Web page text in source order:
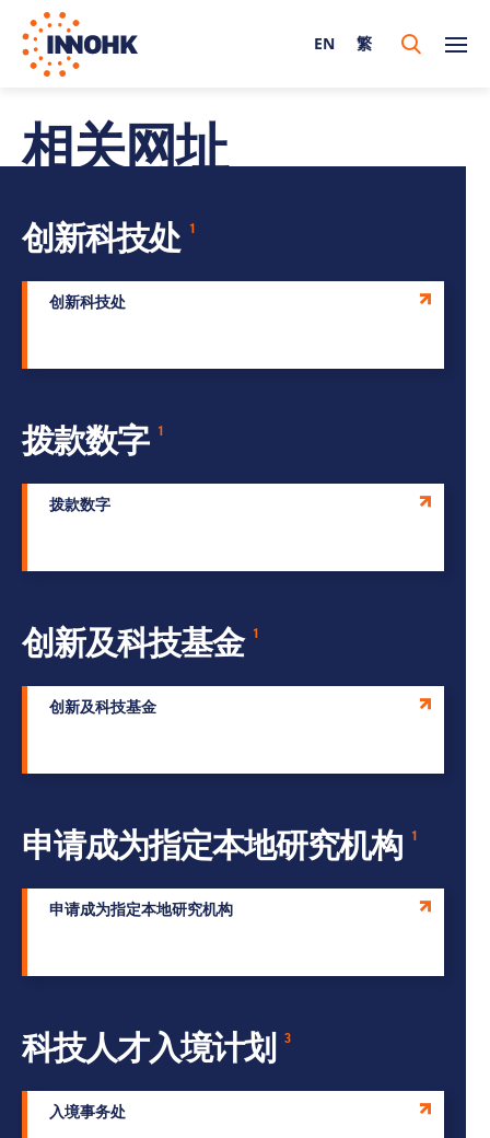
EN 繁
相关网址
创新科技处 1
创新科技处
拨款数字 1
拨款数字
创新及科技基金 1
创新及科技基金
申请成为指定本地研究机构 1
申请成为指定本地研究机构
科技人才入境计划 3
入境事务处